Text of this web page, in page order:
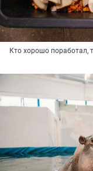
Кто хорошо поработал,